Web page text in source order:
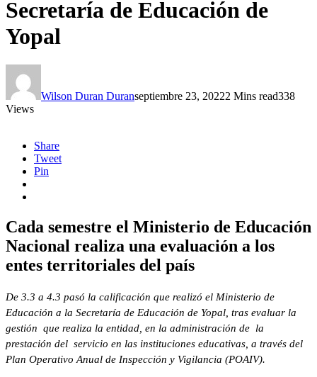
Secretaría de Educación de
Yopal
Wilson Duran Duranseptiembre 23, 20222 Mins read338
Views
Share
Tweet
Pin
Cada semestre el Ministerio de Educación
Nacional realiza una evaluación a los
entes territoriales del país
De 3.3 a 4.3 pasó la calificación que realizó el Ministerio de
Educación a la Secretaría de Educación de Yopal, tras evaluar la
gestión que realiza la entidad, en la administración de la
prestación del servicio en las instituciones educativas, a través del
Plan Operativo Anual de Inspección y Vigilancia (POAIV).